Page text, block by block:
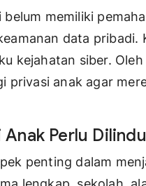
memiliki
data
kejahatan siber.
privasi anak agar
Perlu
penting dalam